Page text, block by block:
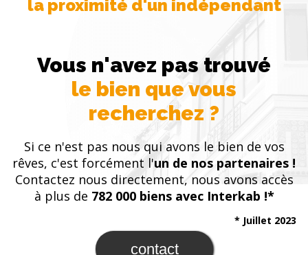
la proximité d'un indépendant
Vous n'avez pas trouvé
le bien que vous
recherchez ?
Si ce n'est pas nous qui avons le bien de vos
rêves, c'est forcément l'un de nos partenaires !
Contactez nous directement, nous avons accès
à plus de 782 000 biens avec Interkab !*
contact
* Juillet 2023